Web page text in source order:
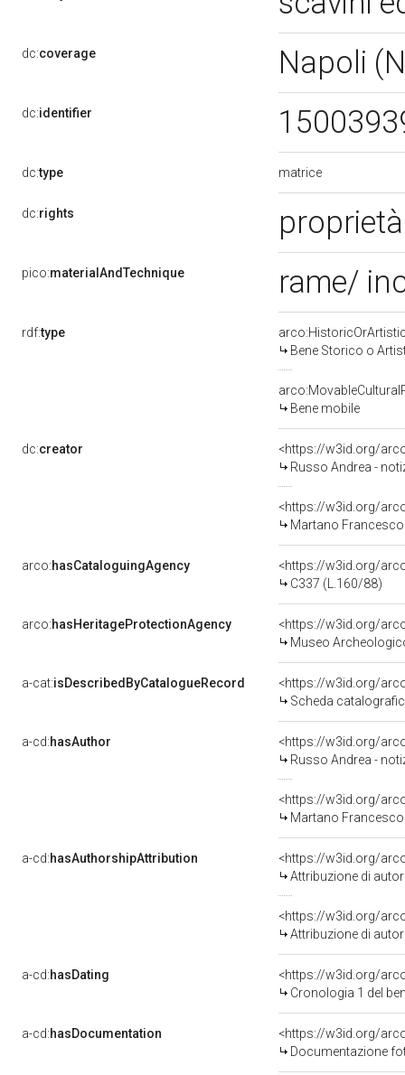
dc:coverage Napoli
dc:identifier
dc:type matrice
dc:rights
pico:materialAndTechnique rame/
rdf:type
Bene Storico o
Bene mobile
dc:creator
<https://w3id.org/
Russo Andrea -
<https://w3id.org/
Martano
arco:hasCataloguingAgency
<https://w3id.org/
C337 (L.160/88)
arco:hasHeritageProtectionAgency
<https://w3id.org/
Museo
a-cat:isDescribedByCatalogueRecord
<https://w3id.org/
Scheda
a-cd:hasAuthor
<https://w3id.org/
Russo Andrea -
<https://w3id.org/
Martano
a-cd:hasAuthorshipAttribution
<https://w3id.org/
Attribuzione di
<https://w3id.org/
Attribuzione di
a-cd:hasDating
<https://w3id.org/
Cronologia 1 del
a-cd:hasDocumentation
Documentazione